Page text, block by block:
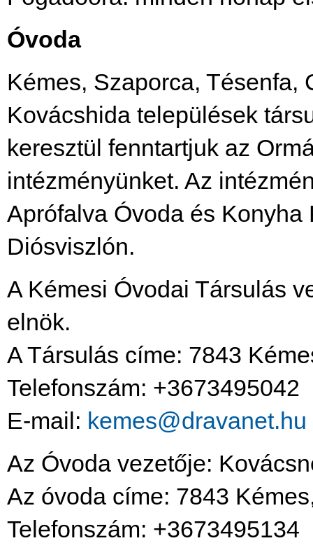
Óvoda
Kémes, Szaporca, Tésenfa,
Kovácshida települések
keresztül fenntartjuk az
intézményünket. Az
Aprófalva Óvoda és
Diósviszlón.
A Kémesi Óvodai Társulás
elnök.
A Társulás címe: 7843
Telefonszám: +3673495042
E-mail: kemes@dravanet.hu
Az Óvoda vezetője:
Az óvoda címe: 7843
Telefonszám: +3673495134